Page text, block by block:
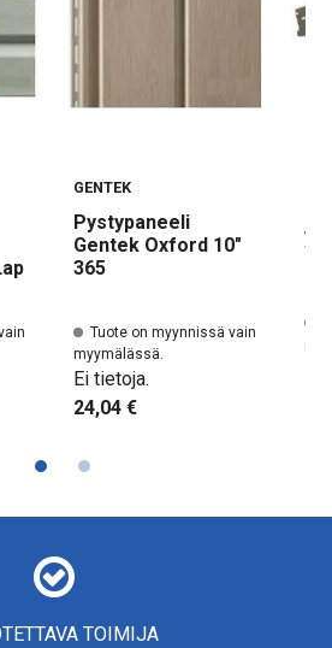
GENTEK
Pystypaneeli
Gentek Oxford 10"
365
Tuote on myynnissä vain
myymälässä.
Ei tietoja.
24,04 €
TOIMIJA